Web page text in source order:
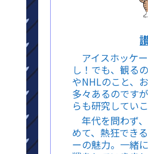
アイスホッケ
し！でも、観る
やNHLのこと、
多々あるのです
らも研究してい
年代を問わず
めて、熱狂でき
ーの魅力。一緒